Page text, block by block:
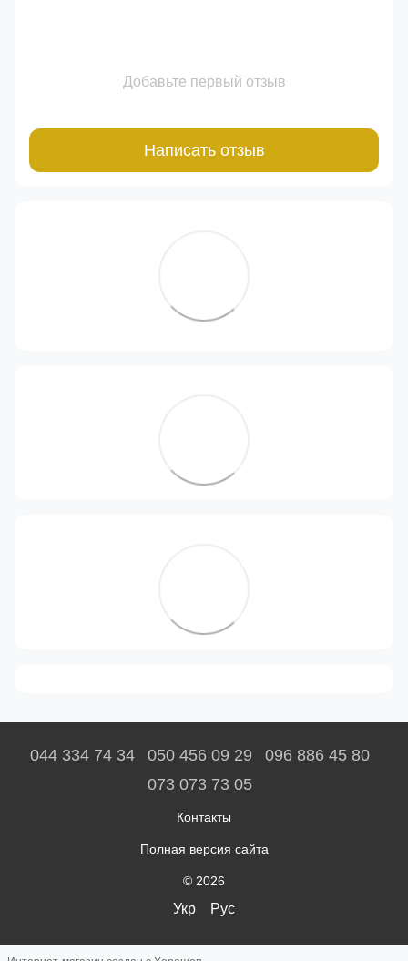
Добавьте первый отзыв
Написать отзыв
044 334 74 34 050 456 09 29
096 886 45 80
073 073 73 05
Контакты
Полная версия сайта
© 2026
Укр Рус